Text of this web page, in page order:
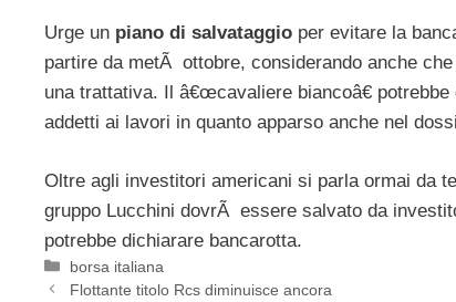
Urge un piano di salvataggio per evitare la
partire da metÃ ottobre, considerando anche
una trattativa. Il â€œcavaliere biancoâ€
addetti ai lavori in quanto apparso anche nel
Oltre agli investitori americani si parla ormai da
gruppo Lucchini dovrÃ essere salvato da
potrebbe dichiarare bancarotta.
Categorie
borsa italiana
Flottante titolo Rcs diminuisce ancora